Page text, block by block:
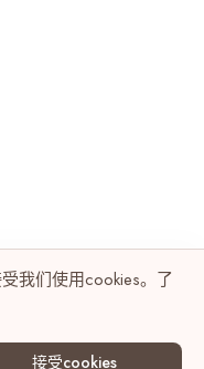
我们使用cookies。了
接受cookies